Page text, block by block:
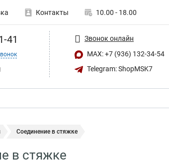
Контакты 10.00 - 18.00
41
Звонок онлайн
MAX: +7 (936) 132-34-54
Telegram: ShopMSK7
Соединение в стяжке
в стяжке